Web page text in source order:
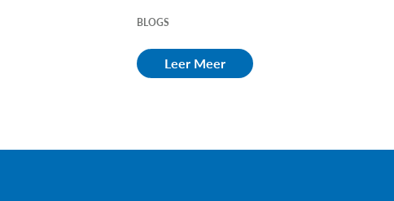
BLOGS
Leer Meer